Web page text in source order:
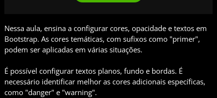
Nessa aula, ensina a configurar cores, opacidade e textos em
Bootstrap. As cores temáticas, com sufixos como "primer",
podem ser aplicadas em várias situações.
É possível configurar textos planos, fundo e bordas. É
necessário identificar melhor as cores adicionais específicas,
como "danger" e "warning".